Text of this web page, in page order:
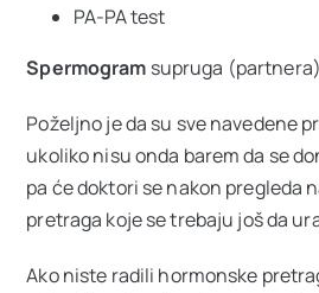
PA-PA test
Spermogram supruga (partnera)
Poželjno je da su sve navedene
ukoliko nisu onda barem da se
pa će doktori se nakon pregleda
pretraga koje se trebaju još da
Ako niste radili hormonske